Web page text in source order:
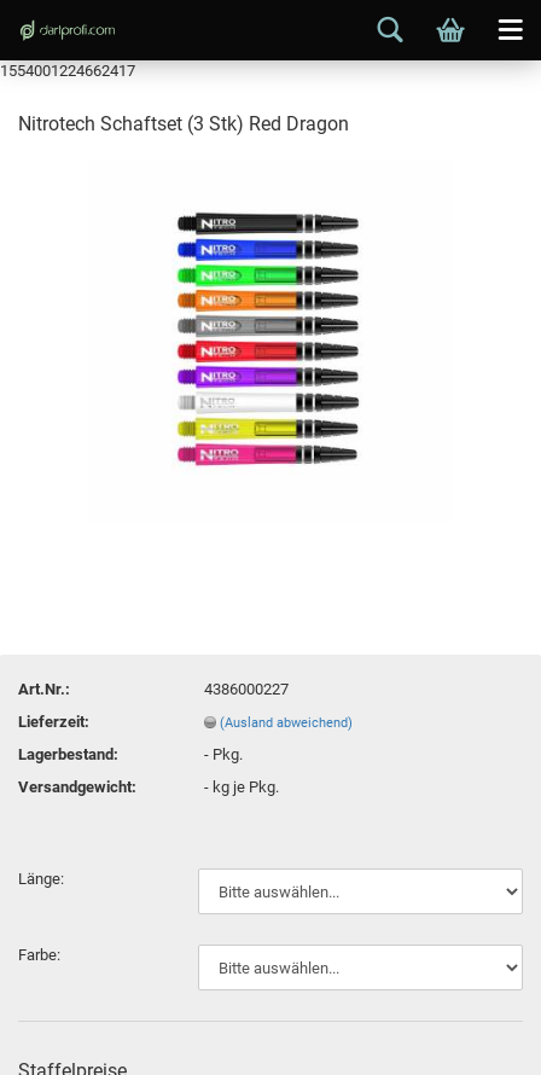
1554001224662417
Nitrotech Schaftset (3 Stk) Red Dragon
Art.Nr.:
4386000227
Lieferzeit:
(Ausland abweichend)
Lagerbestand: - Pkg.
Versandgewicht:
- kg je Pkg.
Länge:
Farbe: